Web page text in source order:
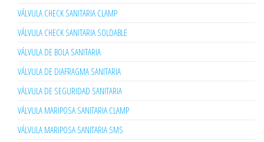
VÁLVULA CHECK SANITARIA CLAMP
VÁLVULA CHECK SANITARIA SOLDABLE
VÁLVULA DE BOLA SANITARIA
VÁLVULA DE DIAFRAGMA SANITARIA
VÁLVULA DE SEGURIDAD SANITARIA
VÁLVULA MARIPOSA SANITARIA CLAMP
VÁLVULA MARIPOSA SANITARIA SMS